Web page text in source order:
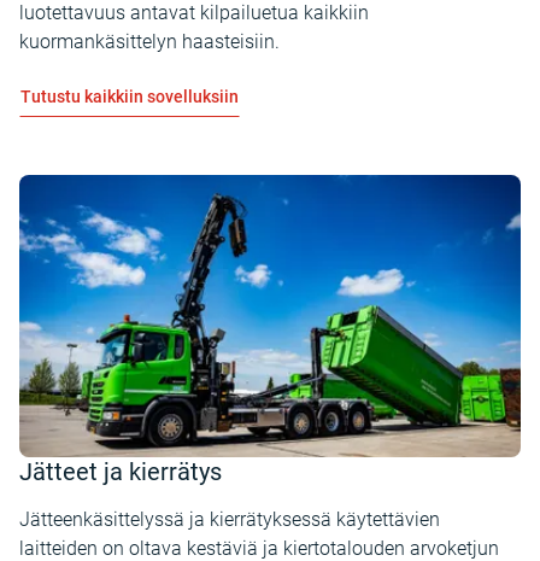
luotettavuus antavat kilpailuetua kaikkiin
kuormankäsittelyn haasteisiin.
Tutustu kaikkiin sovelluksiin
Jätteet ja kierrätys
Jätteenkäsittelyssä ja kierrätyksessä käytettävien
laitteiden on oltava kestäviä ja kiertotalouden arvoketjun